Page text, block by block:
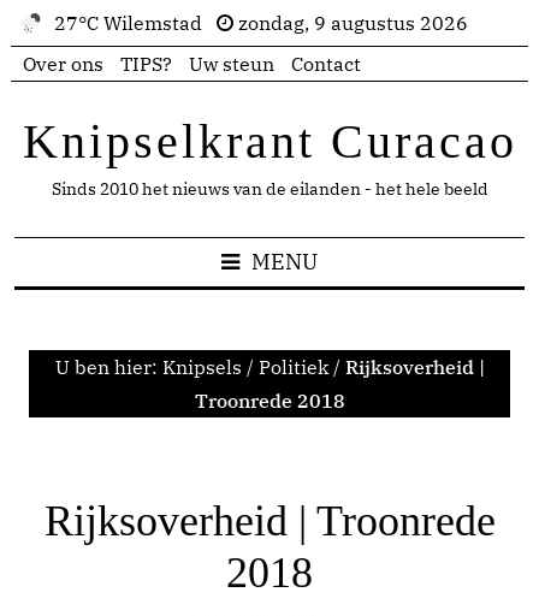
27°C Wilemstad
zondag, 9 augustus 2026
Over ons
TIPS? Uw steun Contact
Knipselkrant Curacao
Sinds 2010 het nieuws van de eilanden - het hele beeld
MENU
U ben hier: Knipsels / Politiek / Rijksoverheid |
Troonrede 2018
Rijksoverheid | Troonrede
2018